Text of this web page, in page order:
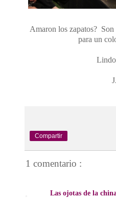
Amaron los zapatos? Son
para un
J.
Compartir
1 comentario :
Las ojotas de la